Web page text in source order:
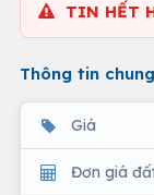
TIN HẾT
Thông tin chung
Giá
Đơn giá